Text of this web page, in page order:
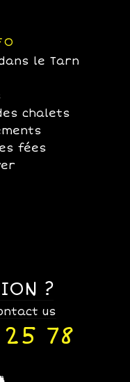
le Tarn
chalets
fées
?
us
78